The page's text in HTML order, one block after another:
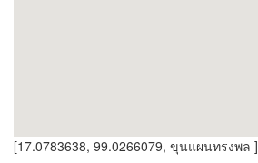
[17.0783638, 99.0266079, ขุนแผนทรงพล ]